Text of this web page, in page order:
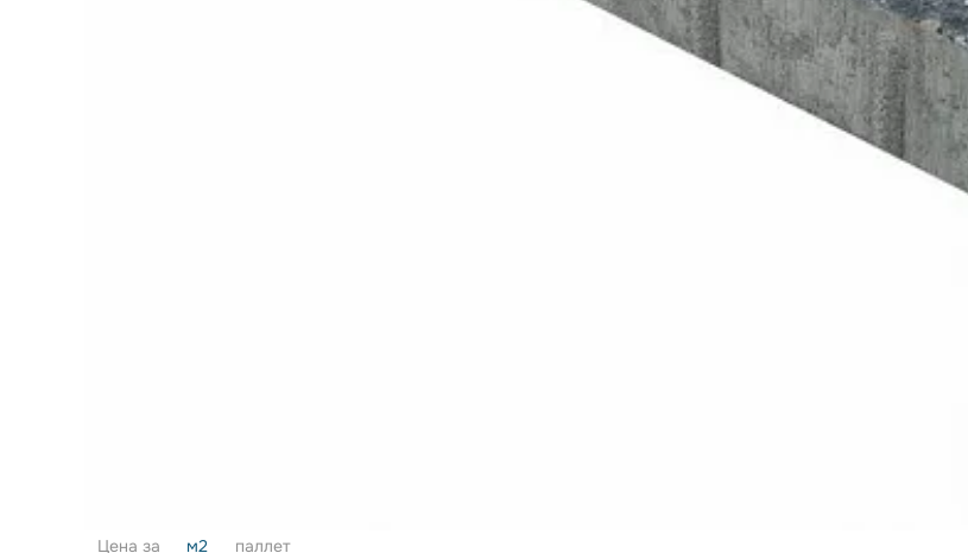
Цена за м2 паллет